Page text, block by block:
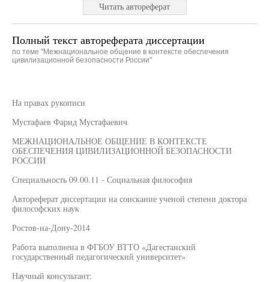
Читать автореферат
Полный текст автореферата диссертации
по теме "Межнациональное общение в контексте обеспечения
цивилизационной безопасности России"
На правах рукописи
Мустафаев Фарид Мустафаевич
МЕЖНАЦИОНАЛЬНОЕ ОБЩЕНИЕ В КОНТЕКСТЕ
ОБЕСПЕЧЕНИЯ ЦИВИЛИЗАЦИОННОЙ БЕЗОПАСНОСТИ
РОССИИ
Специальность 09.00.11 - Социальная философия
Автореферат диссертации на соискание ученой степени доктора
философских наук
Ростов-на-Дону-2014
Работа выполнена в ФГБОУ ВТТО «Дагестанский
государственный педагогический университет»
Научный консультант: